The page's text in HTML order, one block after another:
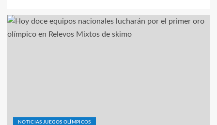
NOTICIAS JUEGOS OLÍMPICOS